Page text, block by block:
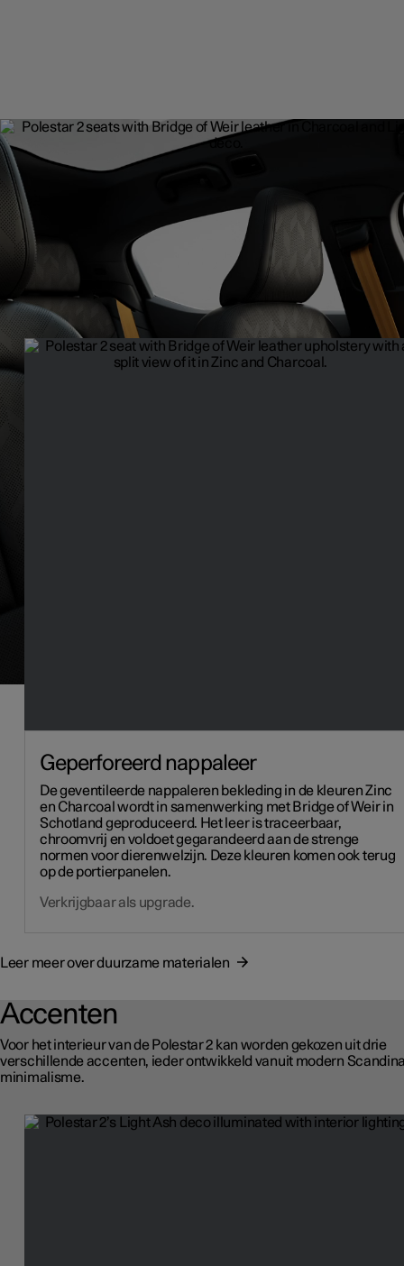
Bekleding
Ontworpen met aandacht en ontwikkeld voor onvoorwaardelijk
De bekledingsmaterialen van de Polestar 2 zijn ademend,
onderscheidend en sluiten naadloos aan bij de ergonomische
Geperforeerd nappaleer
De geventileerde nappaleren bekleding in de kleuren Zinc
en Charcoal wordt in samenwerking met Bridge of Weir in
Schotland geproduceerd. Het leer is traceerbaar,
chroomvrij en voldoet gegarandeerd aan de strenge
normen voor dierenwelzijn. Deze kleuren komen ook terug
op de portierpanelen.
Verkrijgbaar als upgrade.
Leer meer over duurzame materialen
Accenten
Voor het interieur van de Polestar 2 kan worden gekozen uit drie
verschillende accenten, ieder ontwikkeld vanuit modern
minimalisme.